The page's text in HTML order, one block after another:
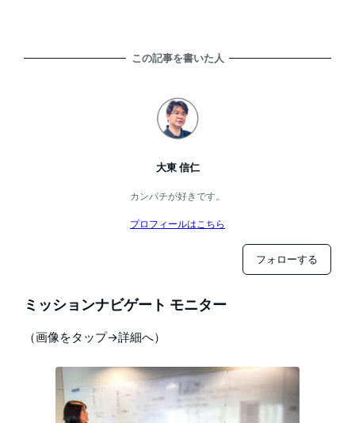
この記事を書いた人
大東 信仁
カンパチが好きです。
プロフィールはこちら
フォローする
ミッションナビゲート モニター
（画像をタップ→詳細へ）